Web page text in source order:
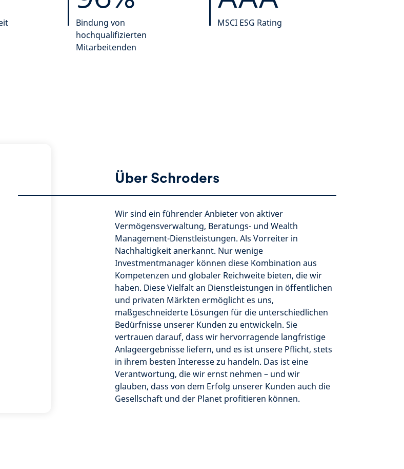
Bindung von
hochqualifizierten
Mitarbeitenden
MSCI ESG Rating
Über Schroders
Wir sind ein führender Anbieter von aktiver
Vermögensverwaltung, Beratungs- und Wealth
Management-Dienstleistungen. Als Vorreiter in
Nachhaltigkeit anerkannt. Nur wenige
Investmentmanager können diese Kombination aus
Kompetenzen und globaler Reichweite bieten, die wir
haben. Diese Vielfalt an Dienstleistungen in öffentlichen
und privaten Märkten ermöglicht es uns,
maßgeschneiderte Lösungen für die unterschiedlichen
Bedürfnisse unserer Kunden zu entwickeln. Sie
vertrauen darauf, dass wir hervorragende langfristige
Anlageergebnisse liefern, und es ist unsere Pflicht, stets
in ihrem besten Interesse zu handeln. Das ist eine
Verantwortung, die wir ernst nehmen – und wir
glauben, dass von dem Erfolg unserer Kunden auch die
Gesellschaft und der Planet profitieren können.